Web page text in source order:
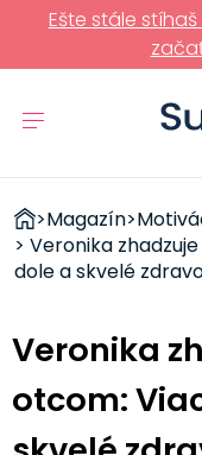
Ešte stále stíhaš
ZDRAVÉ
RÝCHLOVKY
>Magazín>
> Veronika
dole a skvelé
Veronika
otcom: